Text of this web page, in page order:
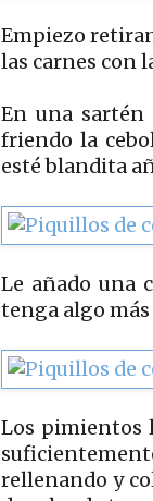
Empiezo
las carnes con
En una sartén
friendo la
esté blandita
Le añado una
tenga algo
Los pimientos
rellenando y